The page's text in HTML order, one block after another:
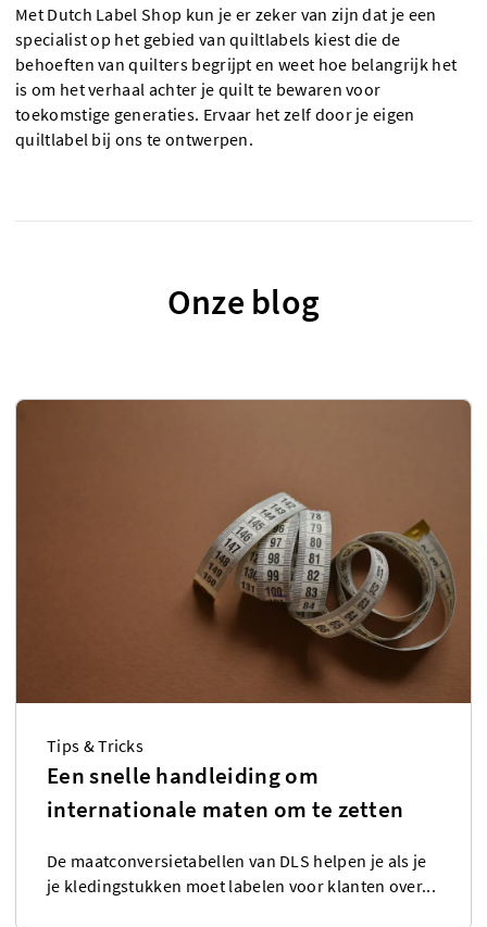
Met Dutch Label Shop kun je er zeker van zijn dat je een
specialist op het gebied van quiltlabels kiest die de
behoeften van quilters begrijpt en weet hoe belangrijk het
is om het verhaal achter je quilt te bewaren voor
toekomstige generaties. Ervaar het zelf door je eigen
quiltlabel bij ons te ontwerpen.
Onze blog
Tips & Tricks
Een snelle handleiding om
internationale maten om te zetten
De maatconversietabellen van DLS helpen je als je
je kledingstukken moet labelen voor klanten over...